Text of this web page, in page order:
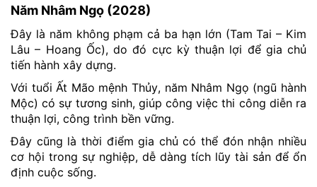
Năm Nhâm Ngọ (2028)
Đây là năm không phạm cả ba hạn lớn (Tam Tai – Kim
Lâu – Hoang Ốc), do đó cực kỳ thuận lợi để gia chủ
tiến hành xây dựng.
Với tuổi Ất Mão mệnh Thủy, năm Nhâm Ngọ (ngũ hành
Mộc) có sự tương sinh, giúp công việc thi công diễn ra
thuận lợi, công trình bền vững.
Đây cũng là thời điểm gia chủ có thể đón nhận nhiều
cơ hội trong sự nghiệp, dễ dàng tích lũy tài sản để ổn
định cuộc sống.